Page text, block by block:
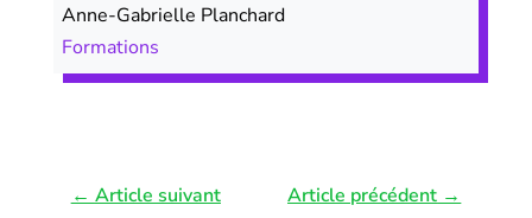
Anne-Gabrielle Planchard
Formations
← Article suivant Article précédent →